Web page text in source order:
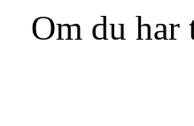
Om du har